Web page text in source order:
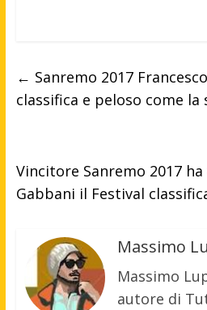
← Sanremo 2017
classifica e peloso come la
Vincitore Sanremo 2017
Gabbani il Festival
Massimo
Massimo
autore di